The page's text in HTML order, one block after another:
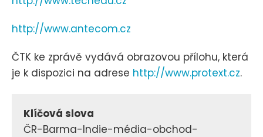
http://www.antecom.cz
ČTK ke zprávě vydává obrazovou přílohu, která
je k dispozici na adrese http://www.protext.cz.
Klíčová slova
ČR-Barma-Indie-média-obchod-